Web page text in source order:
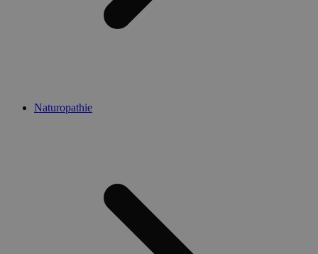
Naturopathie